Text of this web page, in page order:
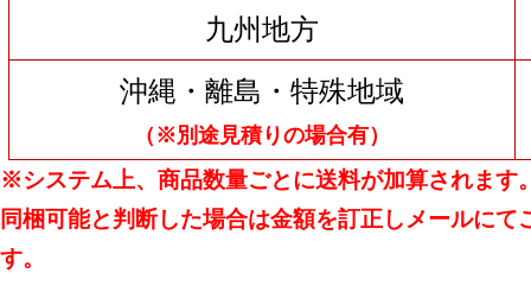
九州地方
沖縄・離島・特殊地域
（※別途見積りの場合有）
※システム上、商品数量ごとに送料が加算されます
同梱可能と判断した場合は金額を訂正しメールにて
す。